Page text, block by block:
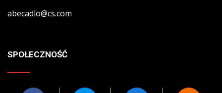
abecadlo@cs.com
SPOŁECZNOŚĆ